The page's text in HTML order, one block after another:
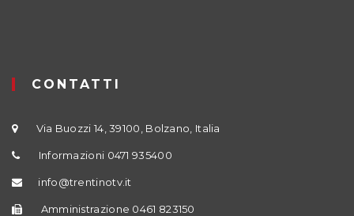
CONTATTI
Via Buozzi 14, 39100, Bolzano, Italia
Informazioni 0471 935400
info@trentinotv.it
Amministrazione 0461 823150